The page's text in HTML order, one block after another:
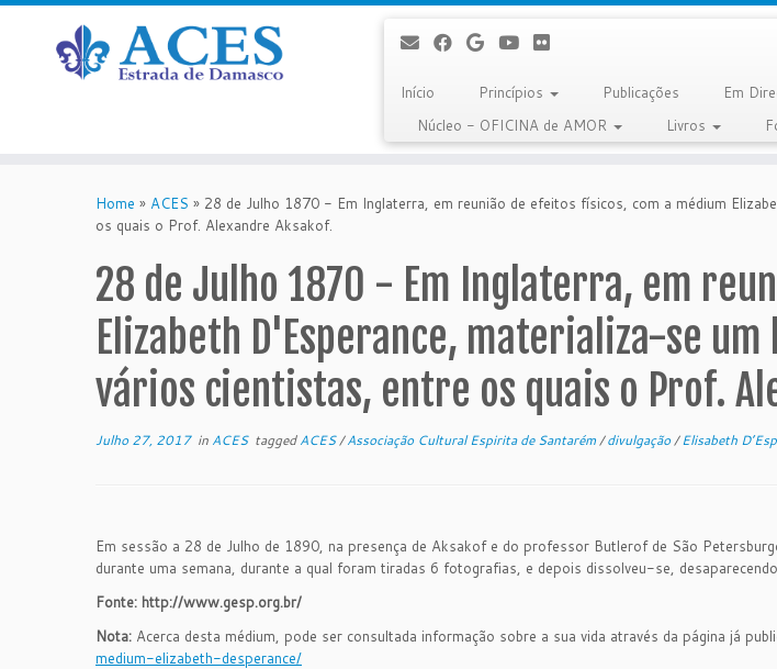
Início Princípios Publicações Em
Núcleo - OFICINA de AMOR
Livros
Home » ACES » 28 de Julho 1870 - Em Inglaterra, em reunião de efeitos físicos, com a médium
os quais o Prof. Alexandre Aksakof.
28 de Julho 1870 - Em Inglaterra, em
Elizabeth D'Esperance, materializa-se
vários cientistas, entre os quais o Prof.
Julho 27, 2017in ACES taggedACES/Associação Cultural Espirita de Santarém/divulgação/Elisabeth
Em sessão a 28 de Julho de 1890, na presença de Aksakof e do professor Butlerof de São
durante uma semana, durante a qual foram tiradas 6 fotografias, e depois dissolveu-se,
Fonte: http://www.gesp.org.br/
Nota: Acerca desta médium, pode ser consultada informação sobre a sua vida através da página já
medium-elizabeth-desperance/